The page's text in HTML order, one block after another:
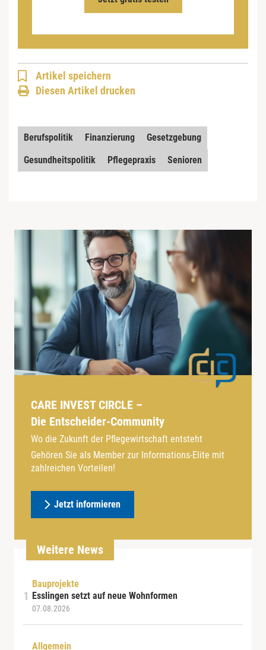
Artikel speichern
Diesen Artikel drucken
Berufspolitik Finanzierung
Gesetzgebung
Gesundheitspolitik
Pflegepraxis Senioren
CARE INVEST CIRCLE –
Die Entscheider-Community
Wo die Zukunft der Pflegewirtschaft entsteht
Gehören Sie als Member zur Informations-Elite mit
zahlreichen Vorteilen!
Jetzt informieren
Weitere News
Bauprojekte
Esslingen setzt auf neue Wohnformen
07.08.2026
Allgemein